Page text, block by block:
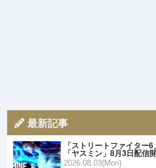
最新記事
「ストリートファイター
「ヤスミン」8月3日配信
2026.08.03(Mon)